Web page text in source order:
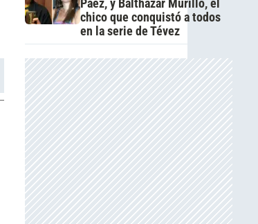
Páez, y Balthazar Murillo, el
chico que conquistó a todos
en la serie de Tévez